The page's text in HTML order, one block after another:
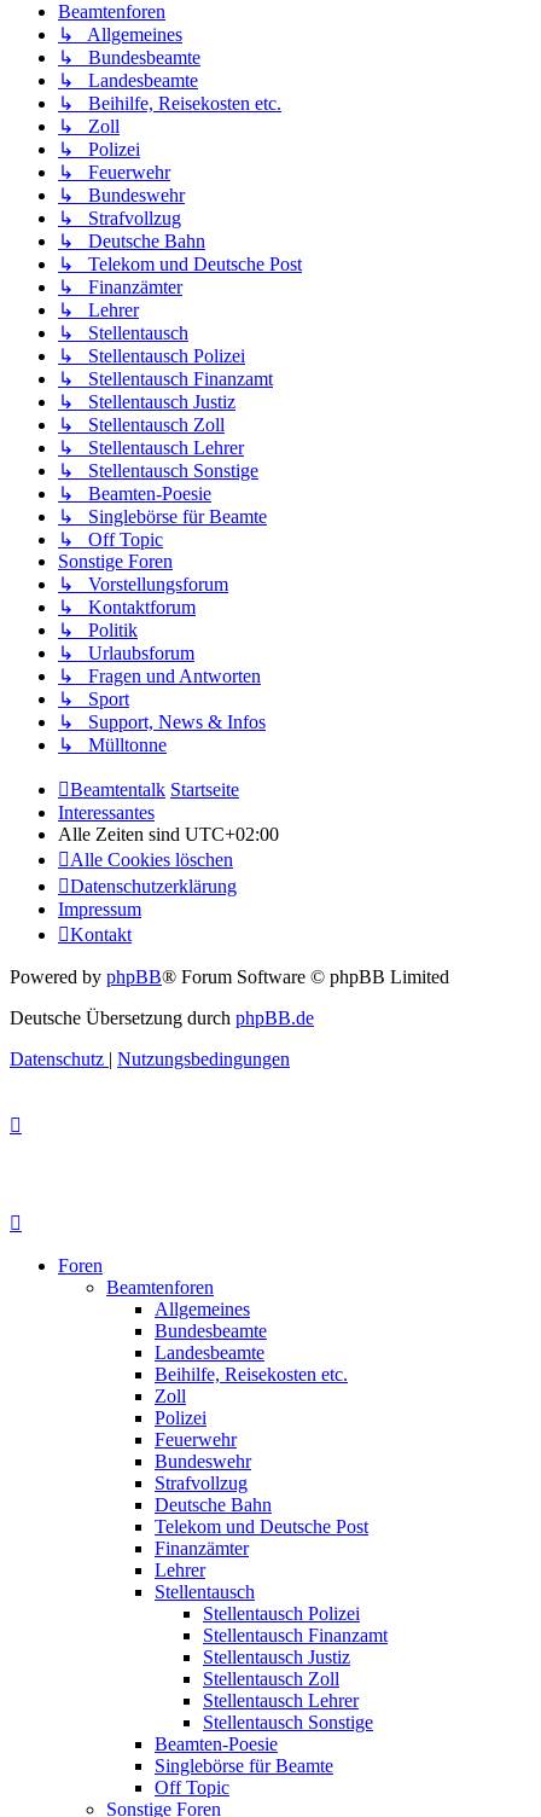
Beamtenforen
↳ Allgemeines
↳ Bundesbeamte
↳ Landesbeamte
↳ Beihilfe, Reisekosten etc.
↳ Zoll
↳ Polizei
↳ Feuerwehr
↳ Bundeswehr
↳ Strafvollzug
↳ Deutsche Bahn
↳ Telekom und Deutsche Post
↳ Finanzämter
↳ Lehrer
↳ Stellentausch
↳ Stellentausch Polizei
↳ Stellentausch Finanzamt
↳ Stellentausch Justiz
↳ Stellentausch Zoll
↳ Stellentausch Lehrer
↳ Stellentausch Sonstige
↳ Beamten-Poesie
↳ Singlebörse für Beamte
↳ Off Topic
Sonstige Foren
↳ Vorstellungsforum
↳ Kontaktforum
↳ Politik
↳ Urlaubsforum
↳ Fragen und Antworten
↳ Sport
↳ Support, News & Infos
↳ Mülltonne
Beamtentalk Startseite
Interessantes
Alle Zeiten sind UTC+02:00
Alle Cookies löschen
Datenschutzerklärung
Impressum
Kontakt
Powered by phpBB® Forum Software © phpBB Limited
Deutsche Übersetzung durch phpBB.de
Datenschutz | Nutzungsbedingungen
Foren
Beamtenforen
Allgemeines
Bundesbeamte
Landesbeamte
Beihilfe, Reisekosten etc.
Zoll
Polizei
Feuerwehr
Bundeswehr
Strafvollzug
Deutsche Bahn
Telekom und Deutsche Post
Finanzämter
Lehrer
Stellentausch
Stellentausch Polizei
Stellentausch Finanzamt
Stellentausch Justiz
Stellentausch Zoll
Stellentausch Lehrer
Stellentausch Sonstige
Beamten-Poesie
Singlebörse für Beamte
Off Topic
Sonstige Foren